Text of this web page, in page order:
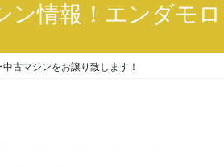
ン情報！エンダモ
古マシンをお譲り致します！